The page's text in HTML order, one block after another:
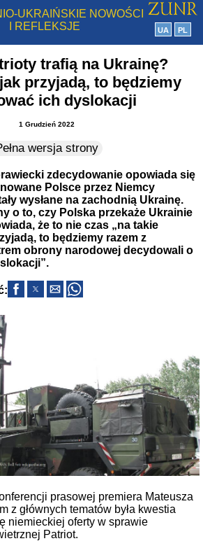
UKRAIŃSKIE NOWOŚCI
I REFLEKSJE
UA PL
trafią na Ukrainę?
przyjadą, to będziemy
ich dyslokacji
1 Grudzień 2022
wersja strony
zdecydowanie opowiada się
Polsce przez Niemcy
wysłane na zachodnią Ukrainę.
o to, czy Polska przekaże Ukrainie
że to nie czas „na takie
to będziemy razem z
obrony narodowej decydowali o
prasowej premiera Mateusza
z głównych tematów była kwestia
niemieckiej oferty w sprawie
Patriot.